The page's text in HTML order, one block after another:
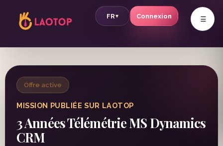
FR▾ Connexion v
Offre active
MISSION PUBLIÉE SUR LAOTOP
3 Années Télémétrie MS Dynamics
CRM